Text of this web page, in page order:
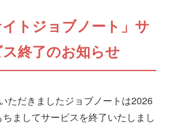
イトジョブノート」サ
終了のお知らせ
ただきましたジョブノートは2026
ましてサービスを終了いたしまし